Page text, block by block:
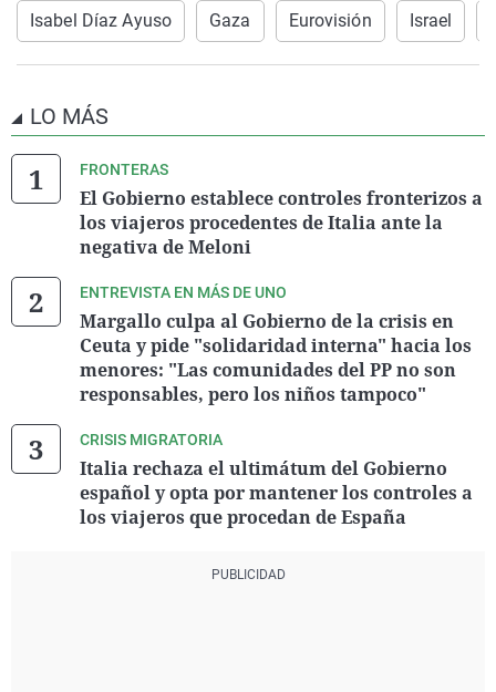
Isabel Díaz Ayuso Gaza Eurovisión Israel
LO MÁS
FRONTERAS
El Gobierno establece controles fronterizos a
los viajeros procedentes de Italia ante la
negativa de Meloni
ENTREVISTA EN MÁS DE UNO
Margallo culpa al Gobierno de la crisis en
Ceuta y pide "solidaridad interna" hacia los
menores: "Las comunidades del PP no son
responsables, pero los niños tampoco"
CRISIS MIGRATORIA
Italia rechaza el ultimátum del Gobierno
español y opta por mantener los controles a
los viajeros que procedan de España